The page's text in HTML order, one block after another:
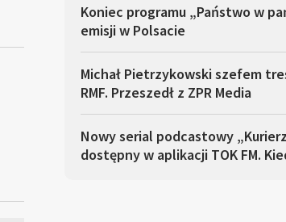
Koniec programu „Państwo w
emisji w Polsacie
Michał Pietrzykowski szefem
RMF. Przeszedł z ZPR Media
Nowy serial podcastowy
dostępny w aplikacji TOK FM.